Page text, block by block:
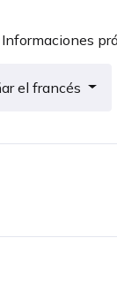
Informaciones
el francés